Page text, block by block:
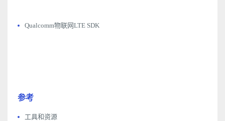
Qualcomm物联网LTE SDK
参考
工具和资源